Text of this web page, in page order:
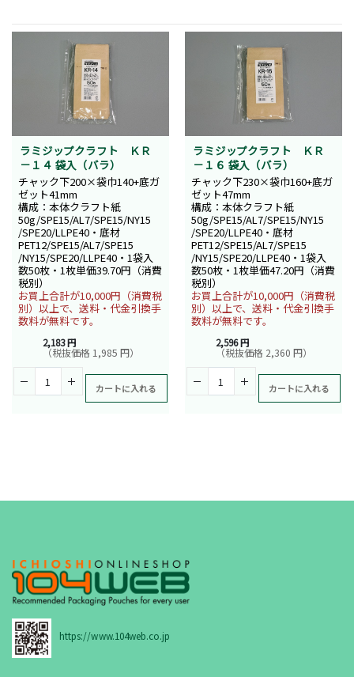
ラミジップクラフト ＫＲ
－１４ 袋入（バラ）
チャック下200×袋巾140+底ガ
ゼット41mm
構成：本体クラフト紙
50g/SPE15/AL7/SPE15/NY15
/SPE20/LLPE40・底材
PET12/SPE15/AL7/SPE15
/NY15/SPE20/LLPE40・1袋入
数50枚・1枚単価39.70円（消費
税別）
お買上合計が10,000円（消費税
別）以上で、送料・代金引換手
数料が無料です。
2,183 円
（税抜価格 1,985 円）
カートに入れる
ラミジップクラフト ＫＲ
－１６ 袋入（バラ）
チャック下230×袋巾160+底ガ
ゼット47mm
構成：本体クラフト紙
50g/SPE15/AL7/SPE15/NY15
/SPE20/LLPE40・底材
PET12/SPE15/AL7/SPE15
/NY15/SPE20/LLPE40・1袋入
数50枚・1枚単価47.20円（消費
税別）
お買上合計が10,000円（消費税
別）以上で、送料・代金引換手
数料が無料です。
2,596 円
（税抜価格 2,360 円）
カートに入れる
https://www.104web.co.jp